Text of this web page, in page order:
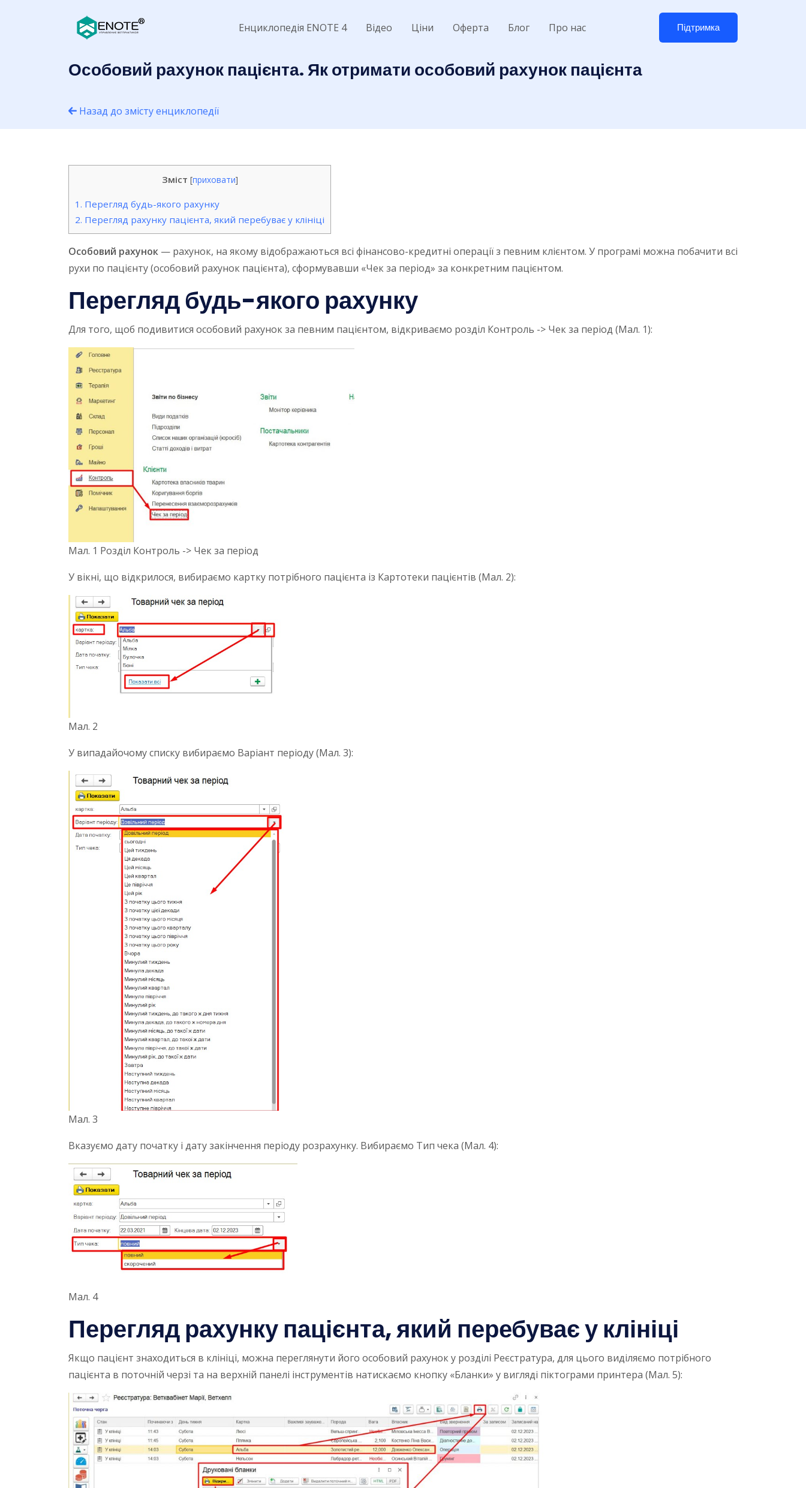
Енциклопедія ENOTE 4 Відео Ціни Оферта Блог Про нас Підтримка
Особовий рахунок пацієнта. Як отримати особовий рахунок пацієнта
Назад до змісту енциклопедії
Зміст [приховати]
1. Перегляд будь-якого рахунку
2. Перегляд рахунку пацієнта, який перебуває у клініці
Особовий рахунок — рахунок, на якому відображаються всі фінансово-кредитні операції з певним клієнтом. У програмі можна побачити всі
рухи по пацієнту (особовий рахунок пацієнта), сформувавши «Чек за період» за конкретним пацієнтом.
Перегляд будь-якого рахунку
Для того, щоб подивитися особовий рахунок за певним пацієнтом, відкриваємо розділ Контроль -> Чек за період (Мал. 1):
Мал. 1 Розділ Контроль -> Чек за період
У вікні, що відкрилося, вибираємо картку потрібного пацієнта із Картотеки пацієнтів (Мал. 2):
Мал. 2
У випадайочому списку вибираємо Варіант періоду (Мал. 3):
Мал. 3
Вказуємо дату початку і дату закінчення періоду розрахунку. Вибираємо Тип чека (Мал. 4):
Мал. 4
Перегляд рахунку пацієнта, який перебуває у клініці
Якщо пацієнт знаходиться в клініці, можна переглянути його особовий рахунок у розділі Реєстратура, для цього виділяємо потрібного
пацієнта в поточній черзі та на верхній панелі інструментів натискаємо кнопку «Бланки» у вигляді піктограми принтера (Мал. 5):